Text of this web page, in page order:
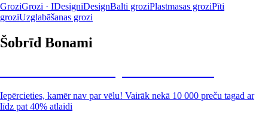
GroziGrozi · IDesigniDesignBalti groziPlastmasas groziPīti
groziUzglabāšanas grozi
Šobrīd Bonami
Iepērcieties, kamēr nav par vēlu! Vairāk nekā 10 000 preču tagad ar
līdz pat 40% atlaidi